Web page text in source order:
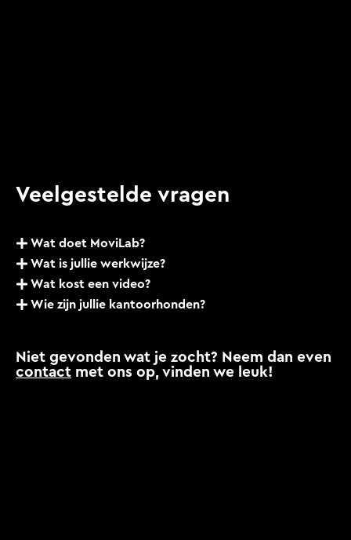
Veelgestelde vragen
Wat doet MoviLab?
Wat is jullie werkwijze?
Wat kost een video?
Wie zijn jullie kantoorhonden?
Niet gevonden wat je zocht? Neem dan even
contact met ons op, vinden we leuk!